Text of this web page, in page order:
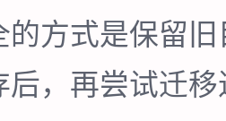
的方式是保留
后，再尝试迁